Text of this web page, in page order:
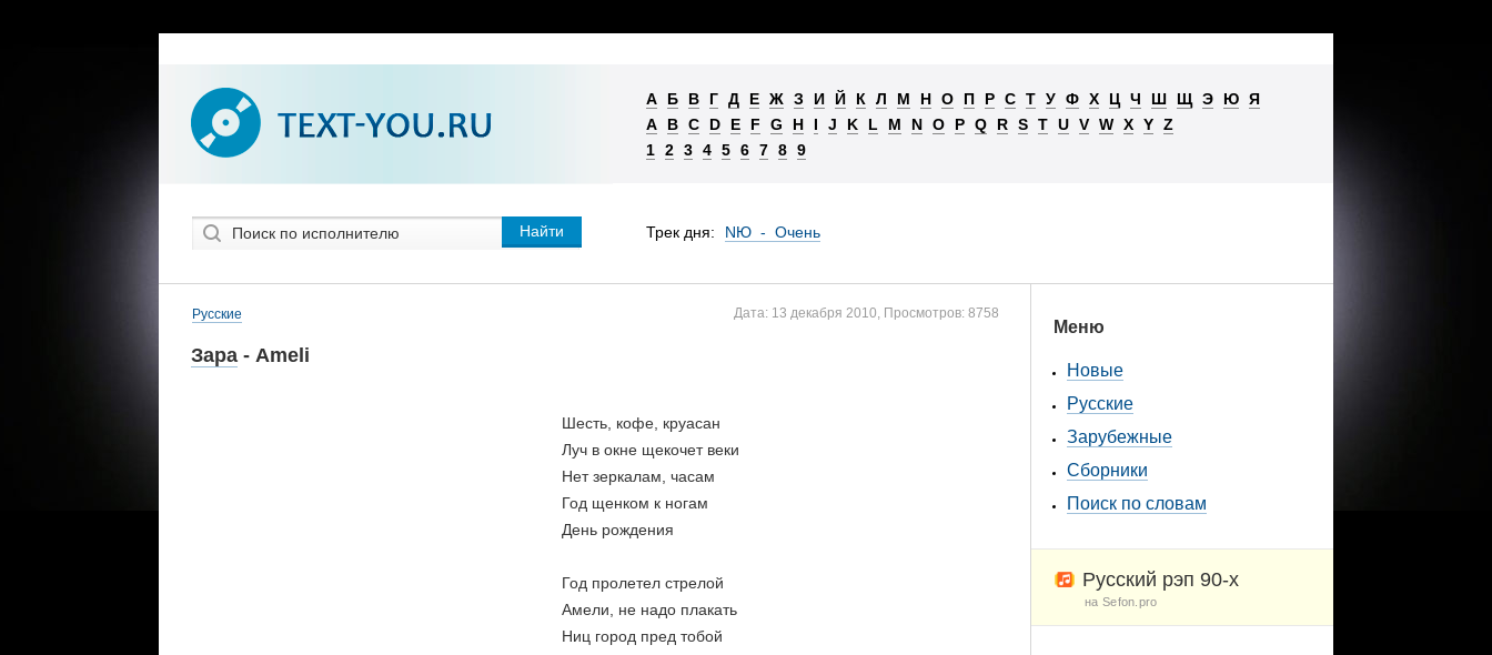
А Б В Г Д Е Ж З И Й К Л М Н О П Р С Т У Ф Х Ц Ч Ш Щ Э Ю Я
A
B C D E F G H I J K L M N O P Q R S T U V W X Y Z
1 2 3 4 5 6 7 8 9
Трек дня: NЮ - Очень
Русские Дата: 13 декабря 2010, Просмотров: 8758
Зара - Ameli
Шесть, кофе, круасан
Луч в окне щекочет веки
Нет зеркалам, часам
Год щенком к ногам
День рождения
Год пролетел стрелой
Амели, не надо плакать
Ниц город пред тобой
Меню
Новые
Русские
Зарубежные
Сборники
Поиск по словам
Русский рэп 90-х
на Sefon.pro